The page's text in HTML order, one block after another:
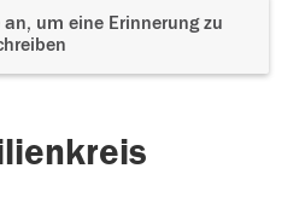
um eine Erinnerung zu